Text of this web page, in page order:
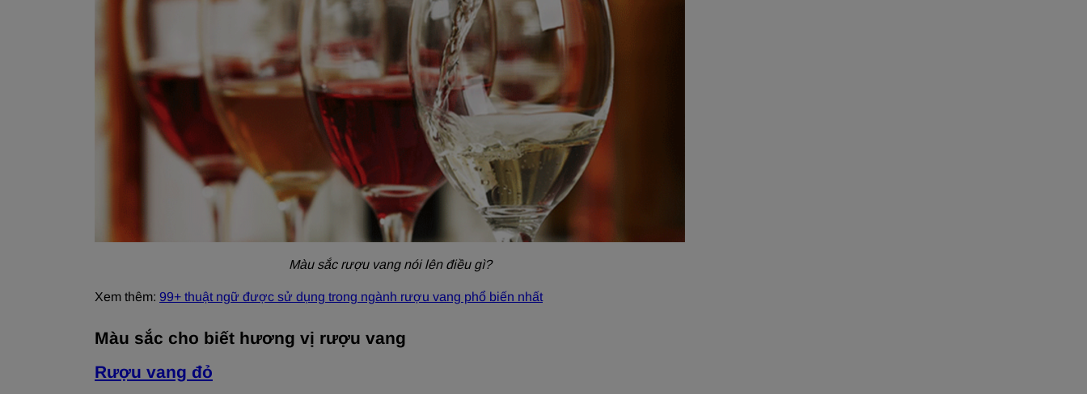
Màu sắc rượu vang nói lên điều gì?
Xem thêm: 99+ thuật ngữ được sử dụng trong ngành rượu vang phổ biến nhất
Màu sắc cho biết hương vị rượu vang
Rượu vang đỏ